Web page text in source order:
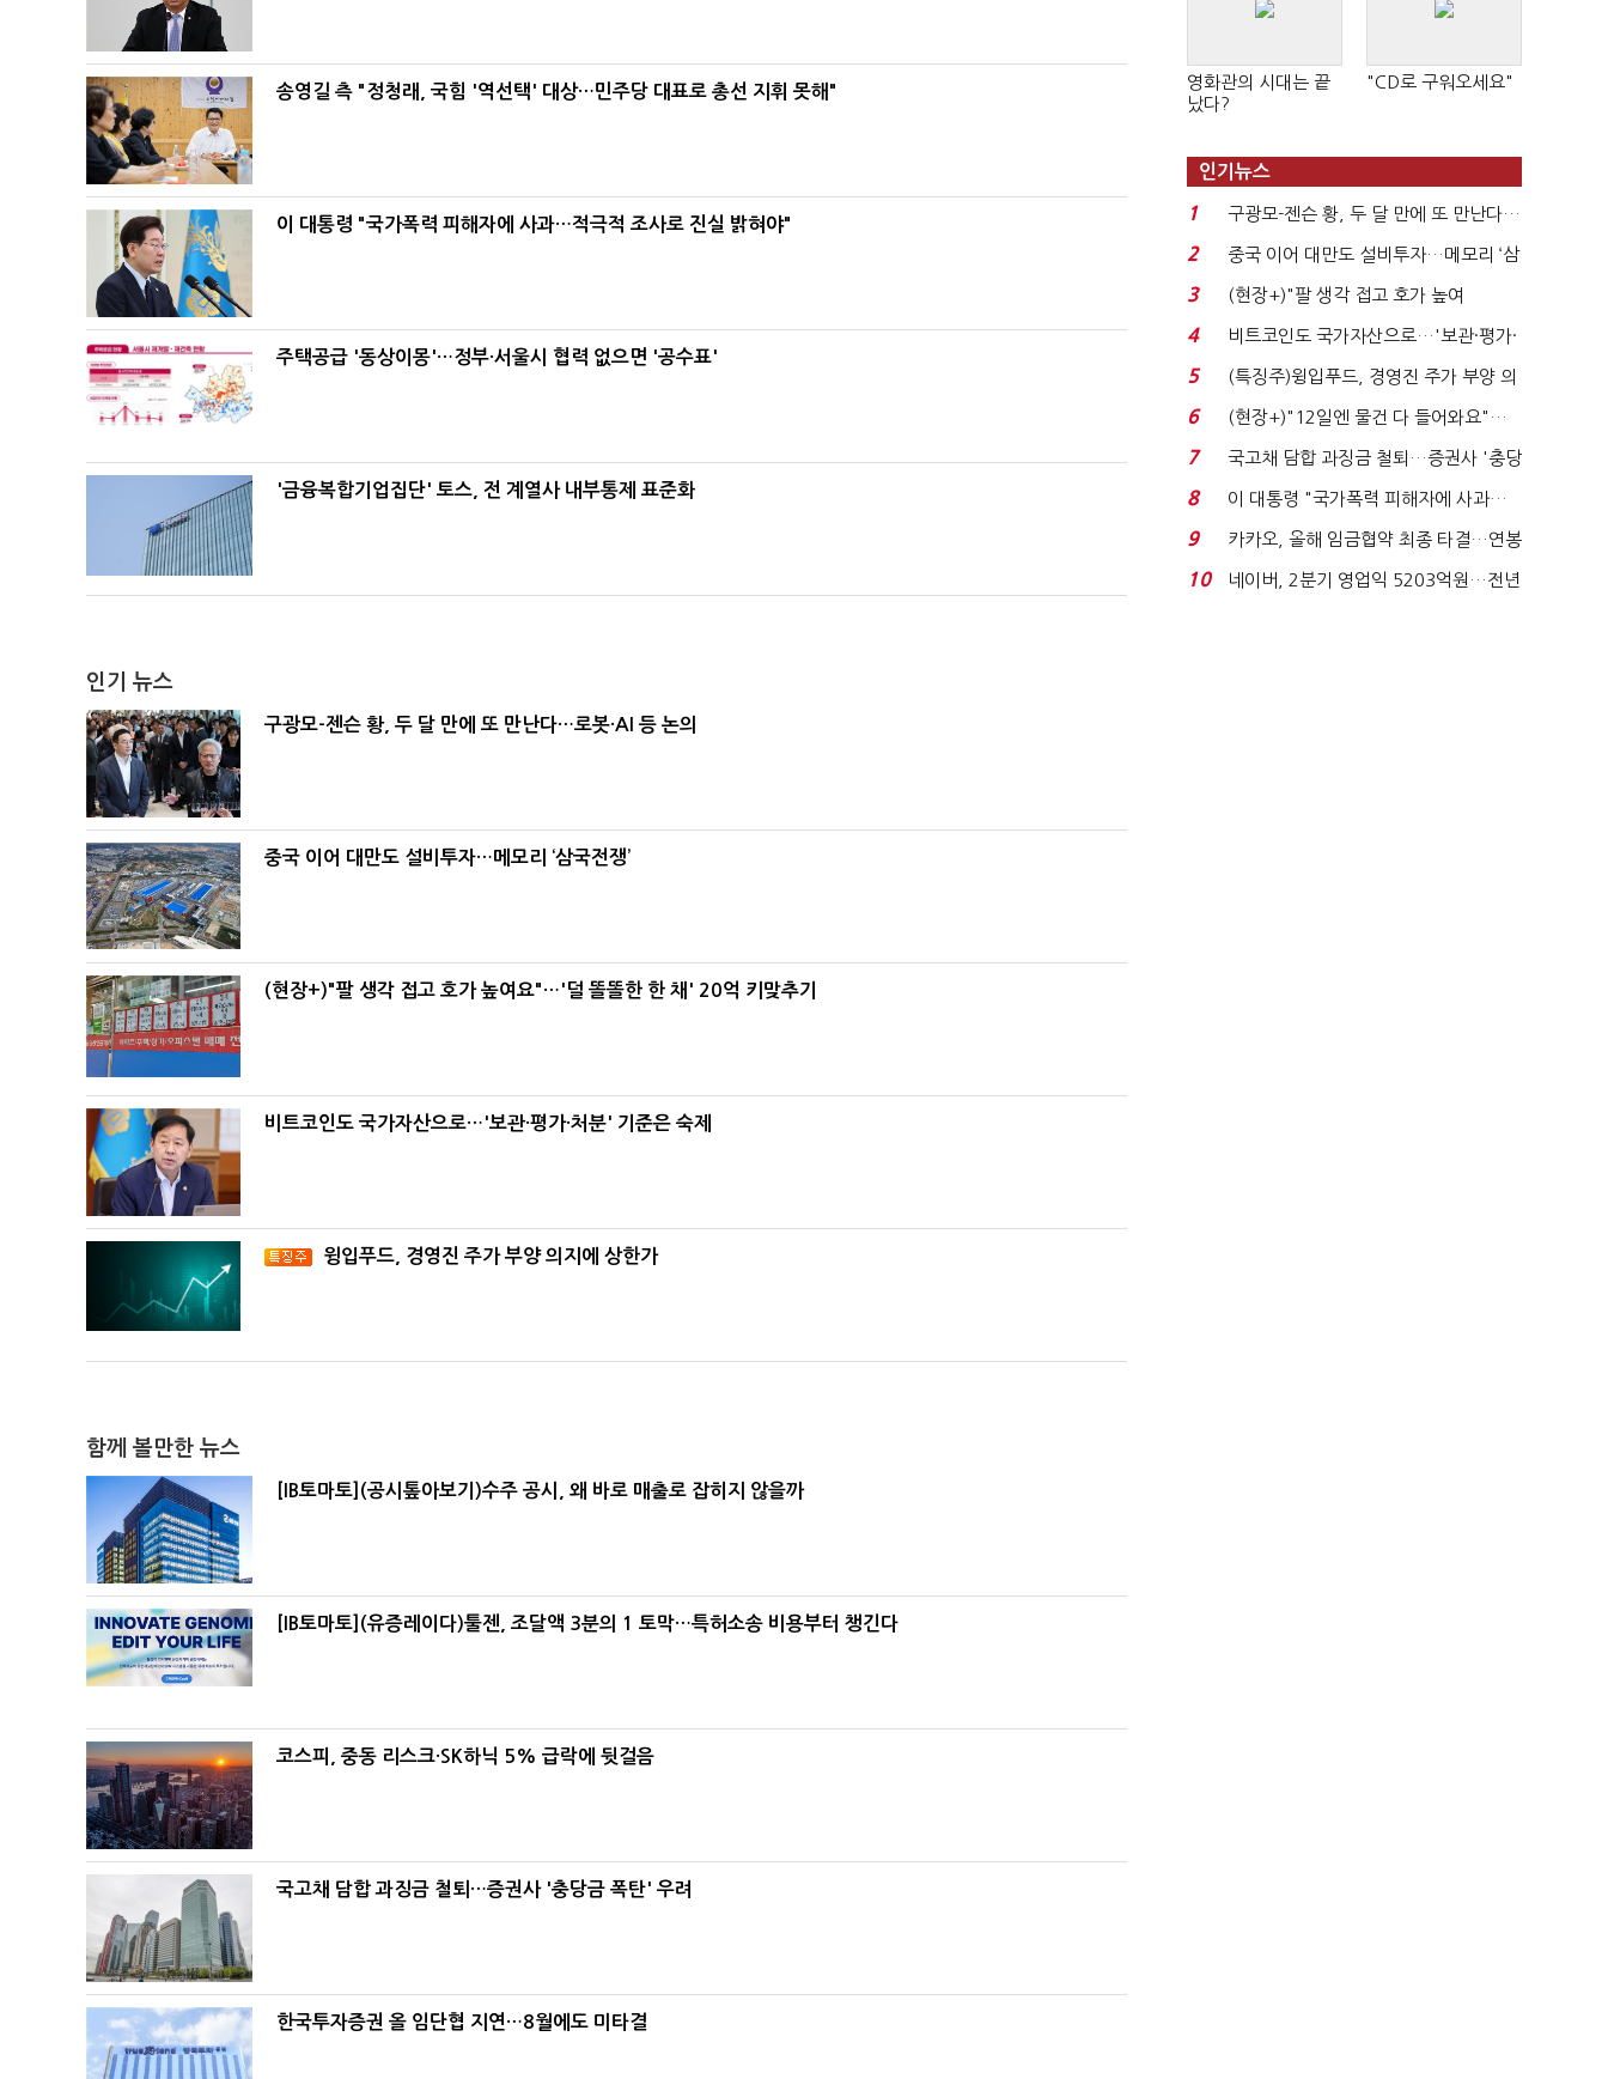
송영길 측 "정청래, 국힘 '역선택' 대상…민주당 대표로 총선 지휘 못해"
이 대통령 "국가폭력 피해자에 사과…적극적 조사로 진실 밝혀야"
주택공급 '동상이몽'…정부·서울시 협력 없으면 '공수표'
'금융복합기업집단' 토스, 전 계열사 내부통제 표준화
인기 뉴스
구광모-젠슨 황, 두 달 만에 또 만난다…로봇·AI 등 논의
중국 이어 대만도 설비투자…메모리 ‘삼국전쟁’
(현장+)"팔 생각 접고 호가 높여요"…'덜 똘똘한 한 채' 20억 키맞추기
비트코인도 국가자산으로…'보관·평가·처분' 기준은 숙제
윙입푸드, 경영진 주가 부양 의지에 상한가
함께 볼만한 뉴스
[IB토마토](공시톺아보기)수주 공시, 왜 바로 매출로 잡히지 않을까
[IB토마토](유증레이다)툴젠, 조달액 3분의 1 토막…특허소송 비용부터 챙긴다
코스피, 중동 리스크·SK하닉 5% 급락에 뒷걸음
국고채 담합 과징금 철퇴…증권사 '충당금 폭탄' 우려
한국투자증권 올 임단협 지연…8월에도 미타결
영화관의 시대는 끝
났다?
"CD로 구워오세요"
인기뉴스
1
구광모-젠슨 황, 두 달 만에 또 만난다…
로봇·AI 등 논...
2
중국 이어 대만도 설비투자…메모리 ‘삼
국전쟁’
3
(현장+)"팔 생각 접고 호가 높여
요"…'덜 똘똘한 한 채' 20...
4
비트코인도 국가자산으로…'보관·평가·
처분' 기준은 ...
5
(특징주)윙입푸드, 경영진 주가 부양 의
지에 상한가...
6
(현장+)"12일엔 물건 다 들어와요"…
빈 매대 채우며 문 연 ...
7
국고채 담합 과징금 철퇴…증권사 '충당
금 폭탄' 우려...
8
이 대통령 "국가폭력 피해자에 사과…
적극적 조사로 진...
9
카카오, 올해 임금협약 최종 타결…연봉
6.3% 인상·격려...
10
네이버, 2분기 영업익 5203억원…전년